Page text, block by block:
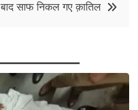
साफ निकल गए क़ातिल